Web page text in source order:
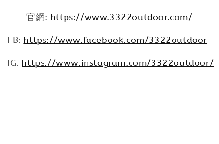
官網: https://www.3322outdoor.com/
FB: https://www.facebook.com/3322outdoor
IG: https://www.instagram.com/3322outdoor/